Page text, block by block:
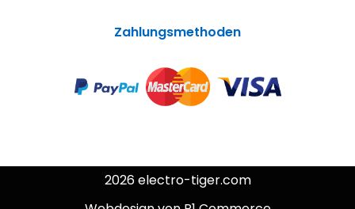
Zahlungsmethoden
2026 electro-tiger.com